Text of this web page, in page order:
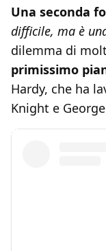
Una seconda
difficile, ma è
dilemma di
primissimo
Hardy, che ha
Knight e